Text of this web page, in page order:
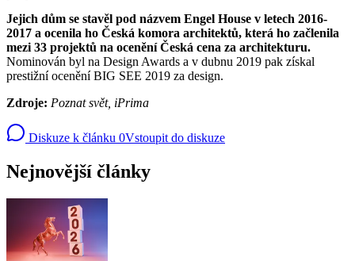
Jejich dům se stavěl pod názvem Engel House v letech 2016-
2017 a ocenila ho Česká komora architektů, která ho začlenila
mezi 33 projektů na ocenění Česká cena za architekturu.
Nominován byl na Design Awards a v dubnu 2019 pak získal
prestižní ocenění BIG SEE 2019 za design.
Zdroje: Poznat svět, iPrima
Diskuze k článku 0Vstoupit do diskuze
Nejnovější články